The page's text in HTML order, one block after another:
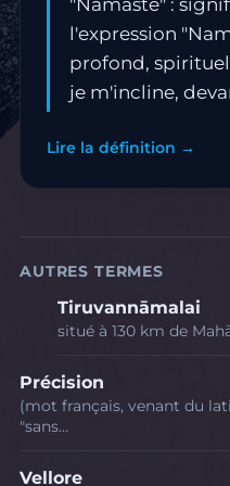
l'expression
profond,
je m'incline,
Lire la définition →
AUTRES TERMES
Tiruvannāmalai
situé à 130 km de
Précision
(mot français, venant du
"sans…
Vellore